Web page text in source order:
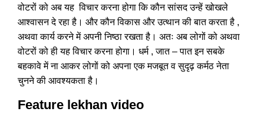
वोटरों को अब यह विचार करना होगा कि कौन सांसद उन्हें खोखले
आश्वासन दे रहा है। और कौन विकास और उत्थान की बात करता है ,
अथवा कार्य करने में अपनी निष्ठा रखता है। अतः अब लोगों को अथवा
वोटरों को ही यह विचार करना होगा। धर्म , जात – पात इन सबके
बहकावे में ना आकर लोगों को अपना एक मजबूत व सुदृढ़ कर्मठ नेता
चुनने की आवश्यकता है।
Feature lekhan video